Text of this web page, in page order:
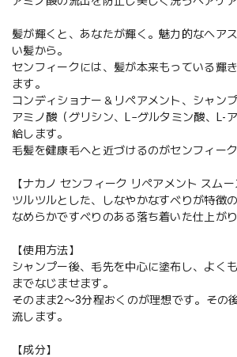
髪が輝くと、あなたが輝く。魅力的なヘア
い髪から。
センフィークには、髪が本来もっている輝
ます。
コンディショナー＆リペアメント、シャン
アミノ酸（グリシン、L−グルタミン酸、L-
給します。
毛髪を健康毛へと近づけるのがセンフィーク
【ナカノ センフィーク リペアメント スムー
ツルツルとした、しなやかなすべりが特徴
なめらかですべりのある落ち着いた仕上がり
【使用方法】
シャンプー後、毛先を中心に塗布し、よく
までなじませます。
そのまま2〜3分程おくのが理想です。その
流します。
【成分】